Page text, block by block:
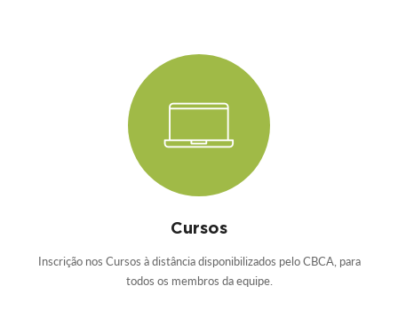
Cursos
Inscrição nos Cursos à distância disponibilizados pelo CBCA, para
todos os membros da equipe.